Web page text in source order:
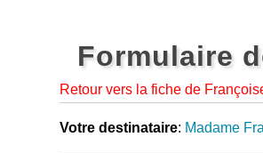
Formulaire
Retour vers la fiche de
Votre destinataire: Madame